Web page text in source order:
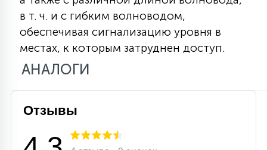
С УПРАВЛЕНИЕМ
АКСЕССУАРЫ
в т. ч. и с гибким волноводом,
обеспечивая сигнализацию уровня в
местах, к которым затруднен доступ.
АНАЛОГИ
Отзывы